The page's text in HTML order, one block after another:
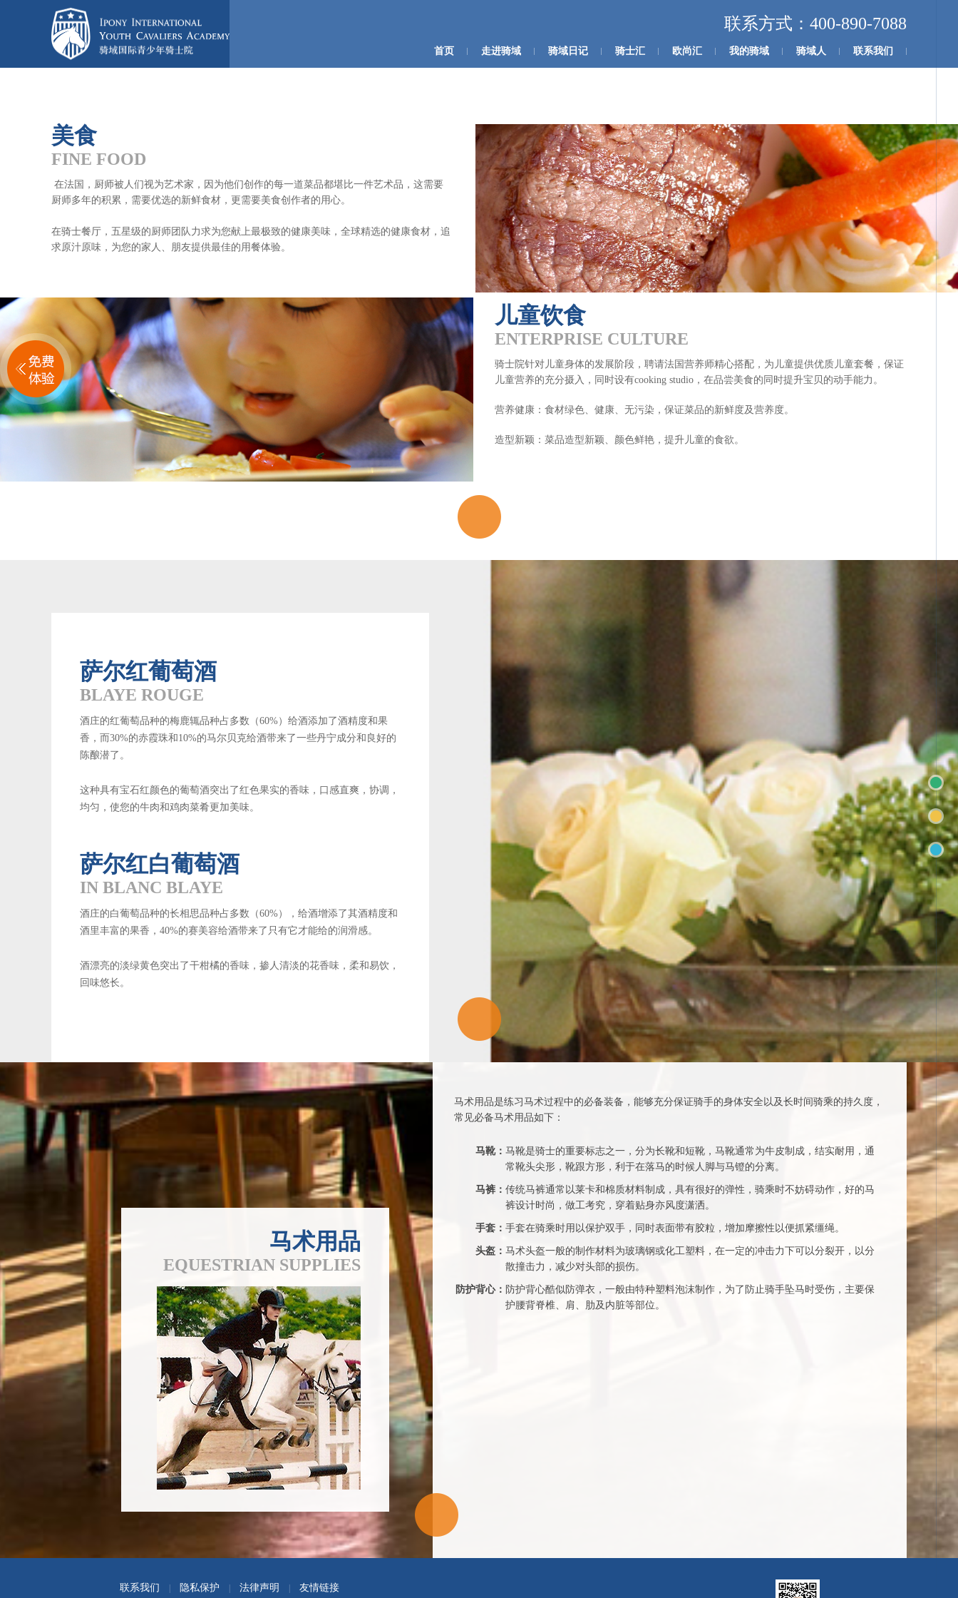
联系方式：400-890-7088
首页 走进骑域 骑域日记 骑士汇 欧尚汇 我的骑域 骑域人 联系我们
美食
FINE FOOD
在法国，厨师被人们视为艺术家，因为他们创作的每一道菜品都堪比一件艺术品，这需要
厨师多年的积累，需要优选的新鲜食材，更需要美食创作者的用心。
在骑士餐厅，五星级的厨师团队力求为您献上最极致的健康美味，全球精选的健康食材，追
求原汁原味，为您的家人、朋友提供最佳的用餐体验。
儿童饮食
ENTERPRISE CULTURE
骑士院针对儿童身体的发展阶段，聘请法国营养师精心搭配，为儿童提供优质儿童套餐，保证
儿童营养的充分摄入，同时设有cooking studio，在品尝美食的同时提升宝贝的动手能力。
营养健康：食材绿色、健康、无污染，保证菜品的新鲜度及营养度。
造型新颖：菜品造型新颖、颜色鲜艳，提升儿童的食欲。
萨尔红葡萄酒
BLAYE ROUGE
酒庄的红葡萄品种的梅鹿辄品种占多数（60%）给酒添加了酒精度和果
香，而30%的赤霞珠和10%的马尔贝克给酒带来了一些丹宁成分和良好的
陈酿潜了。
这种具有宝石红颜色的葡萄酒突出了红色果实的香味，口感直爽，协调，
均匀，使您的牛肉和鸡肉菜肴更加美味。
萨尔红白葡萄酒
IN BLANC BLAYE
酒庄的白葡萄品种的长相思品种占多数（60%），给酒增添了其酒精度和
酒里丰富的果香，40%的赛美容给酒带来了只有它才能给的润滑感。
酒漂亮的淡绿黄色突出了干柑橘的香味，掺人清淡的花香味，柔和易饮，
回味悠长。
马术用品
EQUESTRIAN SUPPLIES
马术用品是练习马术过程中的必备装备，能够充分保证骑手的身体安全以及长时间骑乘的持久度，
常见必备马术用品如下：
马靴： 马靴是骑士的重要标志之一，分为长靴和短靴，马靴通常为牛皮制成，结实耐用，通
常靴头尖形，靴跟方形，利于在落马的时候人脚与马镫的分离。
马裤： 传统马裤通常以莱卡和棉质材料制成，具有很好的弹性，骑乘时不妨碍动作，好的马
裤设计时尚，做工考究，穿着贴身亦风度潇洒。
手套： 手套在骑乘时用以保护双手，同时表面带有胶粒，增加摩擦性以便抓紧缰绳。
头盔： 马术头盔一般的制作材料为玻璃钢或化工塑料，在一定的冲击力下可以分裂开，以分
散撞击力，减少对头部的损伤。
防护背心： 防护背心酷似防弹衣，一般由特种塑料泡沫制作，为了防止骑手坠马时受伤，主要保
护腰背脊椎、肩、肋及内脏等部位。
联系我们 隐私保护 法律声明 友情链接